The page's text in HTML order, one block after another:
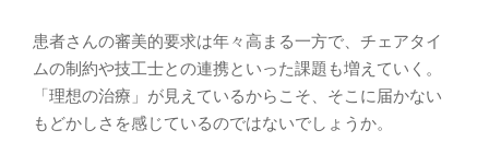
患者さんの審美的要求は年々高まる一方で、チェアタイ
ムの制約や技工士との連携といった課題も増えていく。
「理想の治療」が見えているからこそ、そこに届かない
もどかしさを感じているのではないでしょうか。